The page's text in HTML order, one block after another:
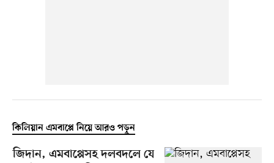
কিলিয়ান এমবাপ্পে নিয়ে আরও পড়ুন
জিদান, এমবাপ্পেসহ দলবদলে যে